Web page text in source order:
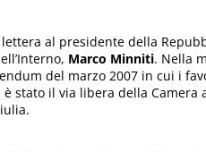
al presidente della
Marco Minniti. Nella
del marzo 2007 in cui i
stato il via libera della Camera